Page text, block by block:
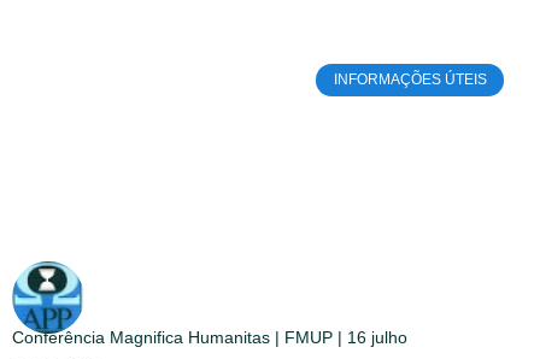
INFORMAÇÕES ÚTEIS
Conferência Magnifica Humanitas | FMUP | 16 julho